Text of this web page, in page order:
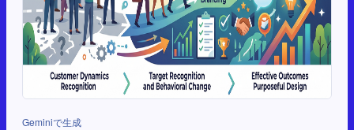
Geminiで生成